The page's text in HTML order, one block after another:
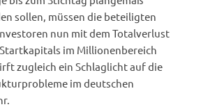
sollen, müssen die beteiligten
nun mit dem Totalverlust
im Millionenbereich
zugleich ein Schlaglicht auf die
im deutschen